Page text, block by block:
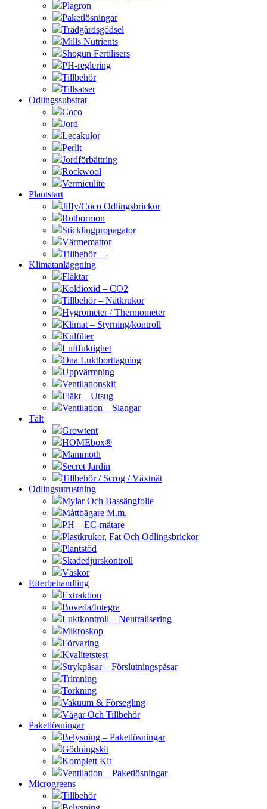
Plagron
Paketlösningar
Trädgårdsgödsel
Mills Nutrients
Shogun Fertilisers
PH-reglering
Tillbehör
Tillsatser
Odlingssubstrat
Coco
Jord
Lecakulor
Perlit
Jordförbättring
Rockwool
Vermiculite
Plantstart
Jiffy/Coco Odlingsbrickor
Rothormon
Sticklingpropagator
Värmemattor
Tillbehör—-
Klimatanläggning
Fläktar
Koldioxid – CO2
Tillbehör – Nätkrukor
Hygrometer / Thermometer
Klimat – Styrning/kontroll
Kulfilter
Luftfuktighet
Ona Luktborttagning
Uppvärmning
Ventilationskit
Fläkt – Utsug
Ventilation – Slangar
Tält
Growtent
HOMEbox®
Mammoth
Secret Jardin
Tillbehör / Scrog / Växtnät
Odlingsutrustning
Mylar Och Bassängfolie
Måttbägare M.m.
PH – EC-mätare
Plastkrukor, Fat Och Odlingsbrickor
Plantstöd
Skadedjurskontroll
Väskor
Efterbehandling
Extraktion
Boveda/Integra
Luktkontroll – Neutralisering
Mikroskop
Förvaring
Kvalitetstest
Strykpåsar – Förslutningspåsar
Trimning
Torkning
Vakuum & Försegling
Vågar Och Tillbehör
Paketlösningar
Belysning – Paketlösningar
Gödningskit
Komplett Kit
Ventilation – Paketlösningar
Microgreens
Tillbehör